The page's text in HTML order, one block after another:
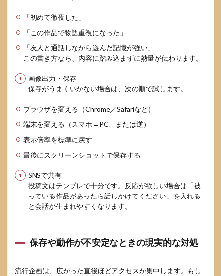
「初めて徹夜した」
「この作品で物語重視になった」
「友人と通話しながら遊んだ記憶が強い」
この書き方なら、内容に踏み込まずに熱量が伝わります。
画像出力・保存
保存がうまくいかない場合は、次の順で試します。
ブラウザを変える（Chrome／Safariなど）
端末を変える（スマホ→PC、または逆）
表示倍率を標準に戻す
最後にスクリーンショットで保存する
SNSで共有
投稿文はテンプレで十分です。反応が欲しい場合は「被
っている作品があったら話しかけてください」を入れる
と会話が生まれやすくなります。
保存や動作が不安定なときの現実的な対処
流行企画は、広がった直後ほどアクセスが集中します。もし